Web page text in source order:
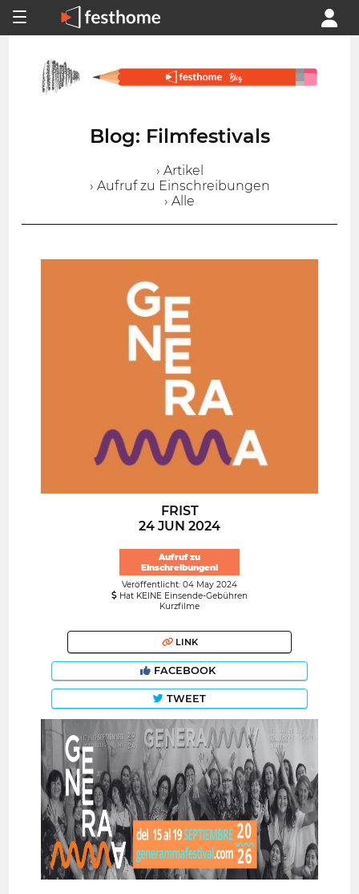
Blog: Filmfestivals
› Artikel
› Aufruf zu Einschreibungen
› Alle
FRIST
24 JUN 2024
Aufruf zu
Einschreibungen!
Veröffentlicht: 04 May 2024
Hat KEINE Einsende-Gebühren
Kurzfilme
LINK
FACEBOOK
TWEET